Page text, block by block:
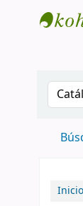
Inicio